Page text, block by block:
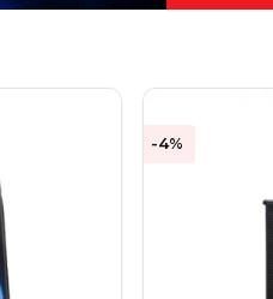
-4%